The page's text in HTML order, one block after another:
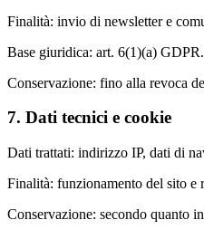
Finalità: invio di newsletter e
Base giuridica: art. 6(1)(a) GDPR.
Conservazione: fino alla revoca
7. Dati tecnici e cookie
Dati trattati: indirizzo IP, dati di
Finalità: funzionamento del sito e
Conservazione: secondo quanto